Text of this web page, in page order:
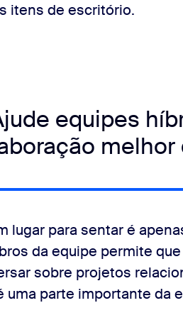
itens de escritório.
equipes
lugar para sentar é
da equipe permite
sobre projetos
uma parte importante da